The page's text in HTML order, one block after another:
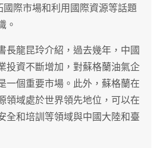
國際市場和利用國際資源等話題
。
長龍昆玲介紹，過去幾年，中國
投資不斷增加，對蘇格蘭油氣企
一個重要市場。此外，蘇格蘭在
領域處於世界領先地位，可以在
全和培訓等領域與中國大陸和臺